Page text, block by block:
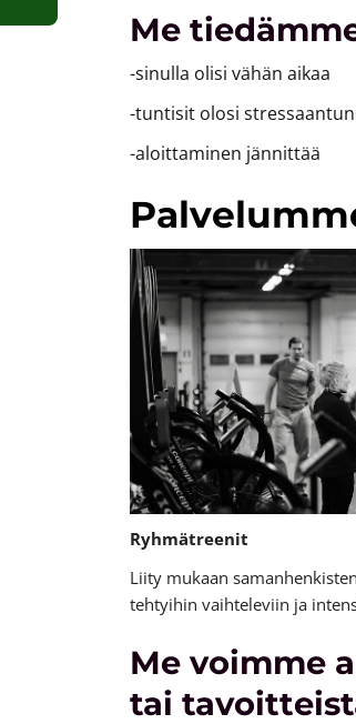
Me
-sinulla olisi vähän aikaa
-tuntisit olosi
-aloittaminen jännittää
Ryhmätreenit
Liity mukaan
tehtyihin vaihteleviin ja
Me voimme
tai